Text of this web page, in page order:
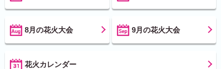
8月の花火大会 9月の花火大会
花火カレンダー